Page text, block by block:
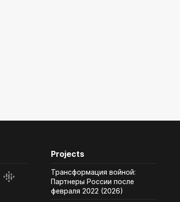
Projects
Трансформация войной:
Партнеры России после
февраля 2022 (2026)